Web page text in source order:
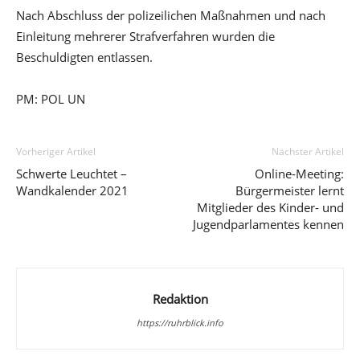
Nach Abschluss der polizeilichen Maßnahmen und nach
Einleitung mehrerer Strafverfahren wurden die
Beschuldigten entlassen.
PM: POL UN
Vorheriger Artikel
Schwerte Leuchtet –
Wandkalender 2021
Nächster Artikel
Online-Meeting:
Bürgermeister lernt
Mitglieder des Kinder- und
Jugendparlamentes kennen
Redaktion
https://ruhrblick.info